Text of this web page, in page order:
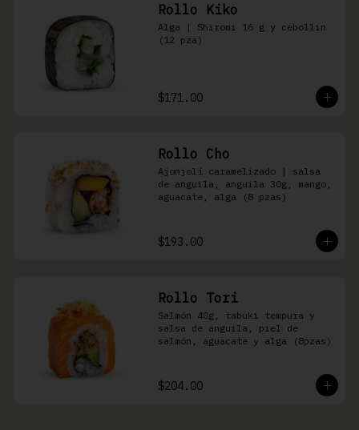
Rollo Kiko
Alga | Shiromi 16 g y cebollin
(12 pza)
$171.00
Rollo Cho
Ajonjolí caramelizado | salsa
de anguila, anguila 30g, mango,
aguacate, alga (8 pzas)
$193.00
Rollo Tori
Salmón 40g, tabuki tempura y
salsa de anguila, piel de
salmón, aguacate y alga (8pzas)
$204.00